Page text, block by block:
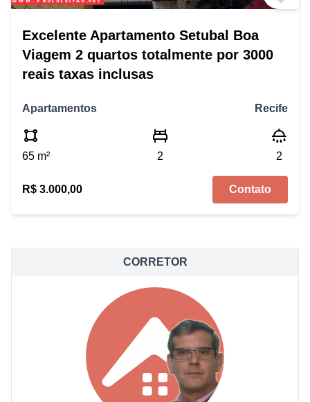
Excelente Apartamento Setubal Boa
Viagem 2 quartos totalmente por 3000
reais taxas inclusas
Apartamentos Recife
65 m² 2 2
R$ 3.000,00 Contato
CORRETOR